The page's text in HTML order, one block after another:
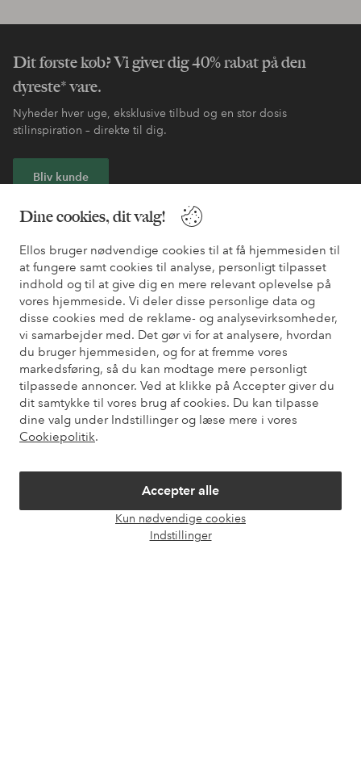
Dine cookies, dit valg!
Ellos bruger nødvendige cookies til at få hjemmesiden til
at fungere samt cookies til analyse, personligt tilpasset
indhold og til at give dig en mere relevant oplevelse på
vores hjemmeside. Vi deler disse personlige data og
disse cookies med de reklame- og analysevirksomheder,
vi samarbejder med. Det gør vi for at analysere, hvordan
du bruger hjemmesiden, og for at fremme vores
markedsføring, så du kan modtage mere personligt
tilpassede annoncer. Ved at klikke på Accepter giver du
dit samtykke til vores brug af cookies. Du kan tilpasse
dine valg under Indstillinger og læse mere i vores
Cookiepolitik.
Accepter alle
Kun nødvendige cookies
Indstillinger
Dit første køb? Vi giver dig 40% rabat på den
dyreste* vare.
Nyheder hver uge, eksklusive tilbud og en stor dosis
stilinspiration – direkte til dig.
Bliv kunde
* Se tilbudsbetingelser ved registrering
Har du brug for hjælp?
Du kan finde svar på de oftest stillede spørgsmål i vores FAQ.
Du kan også finde oplysninger om, hvordan du kontakter os.
Kundeservice Bestilling Betalingsmåde
Mine sider
Om Ellos